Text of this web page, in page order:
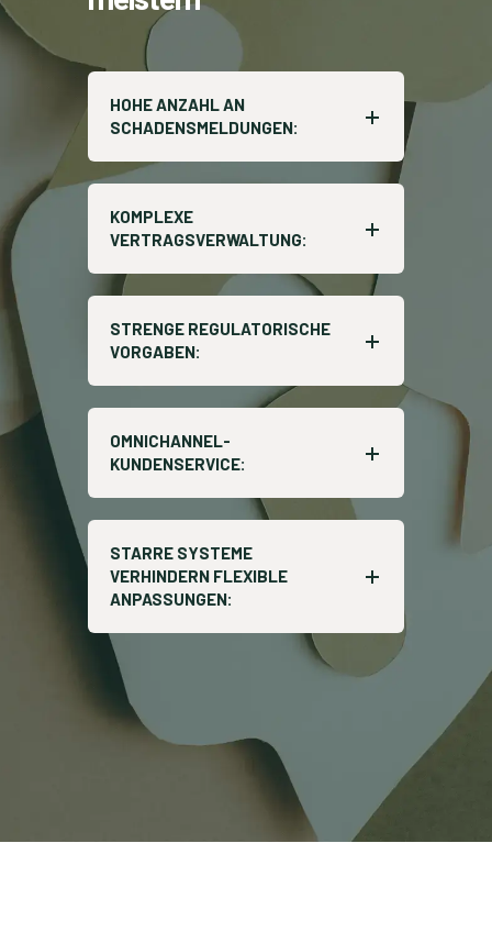
HOHE ANZAHL AN
SCHADENSMELDUNGEN:
KOMPLEXE
VERTRAGSVERWALTUNG:
STRENGE REGULATORISCHE
VORGABEN:
OMNICHANNEL-
KUNDENSERVICE:
STARRE SYSTEME
VERHINDERN FLEXIBLE
ANPASSUNGEN: